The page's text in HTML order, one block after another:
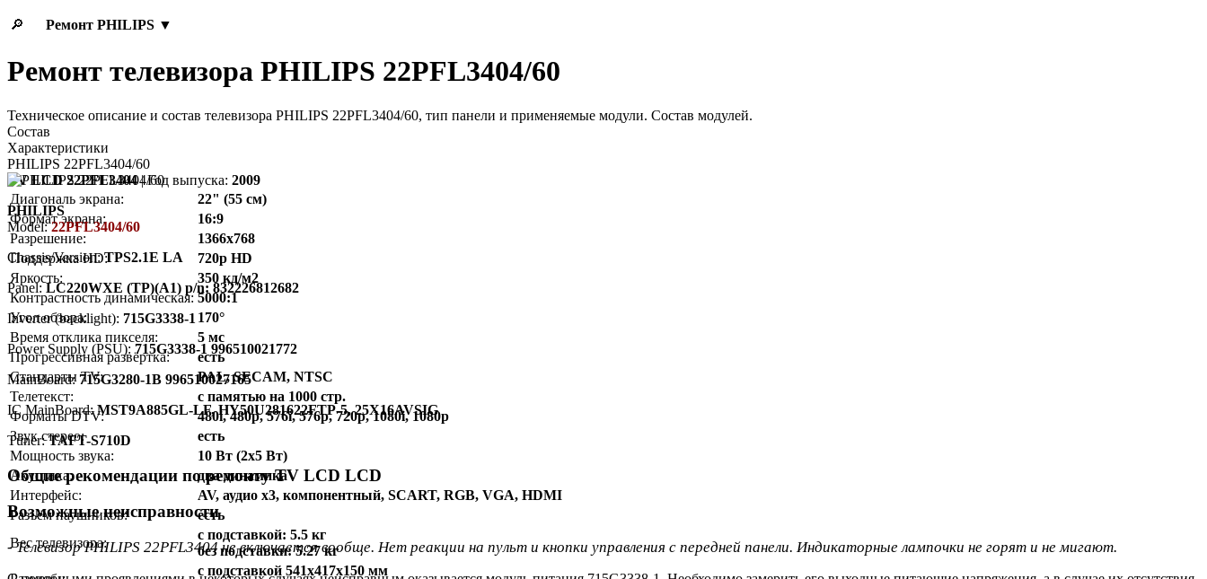
🔎 Ремонт PHILIPS ▼
Ремонт телевизора PHILIPS 22PFL3404/60
Техническое описание и состав телевизора PHILIPS 22PFL3404/60, тип панели и применяемые модули. Состав модулей.
Состав
Характеристики
PHILIPS 22PFL3404/60
TV LCD 22PFL3404| Год выпуска: 2009
Диагональ экрана:
22" (55 см)
Формат экрана:
16:9
Разрешение:
1366x768
Поддержка HD:
720p HD
Яркость:
350 кд/м2
Контрастность динамическая: 5000:1
Угол обзора:
170°
Время отклика пикселя:
5 мс
Прогрессивная развёртка:
есть
Стандарты TV:
PAL, SECAM, NTSC
Телетекст:
с памятью на 1000 стр.
Форматы DTV:
480i, 480p, 576i, 576p, 720p, 1080i, 1080p
Звук стерео:
есть
Мощность звука:
10 Вт (2х5 Вт)
Акустика:
два динамика
Интерфейс:
AV, аудио x3, компонентный, SCART, RGB, VGA, HDMI
Разъём наушников:
есть
Вес телевизора:
с подставкой: 5.5 кг
без подставки: 5.27 кг
с подставкой 541x417x150 мм
PHILIPS
Model:22PFL3404/60
Chassis/Version:TPS2.1E LA
Panel:LC220WXE (TP)(A1) p/n: 832226812682
Inverter (backlight): 715G3338-1
Power Supply (PSU): 715G3338-1 996510021772
MainBoard:715G3280-1B 996510027165
IC MainBoard:MST9A885GL-LF, HY50U281622FTP-5, 25X16AVSIG
Тuner:TAFT-S710D
Общие рекомендации по ремонту TV LCD LCD
Возможные неисправности
- Телевизор PHILIPS 22PFL3404 не включается вообще. Нет реакции на пульт и кнопки управления с передней панели. Индикаторные лампочки не горят и не мигают.